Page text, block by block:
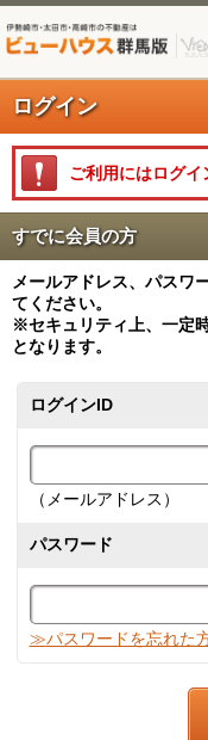
ログイン
ご利用にはログイ
すでに会員の方
メールアドレス、パスワ
てください。
※セキュリティ上、一定
となります。
ログインID
（メールアドレス）
パスワード
≫パスワードを忘れた